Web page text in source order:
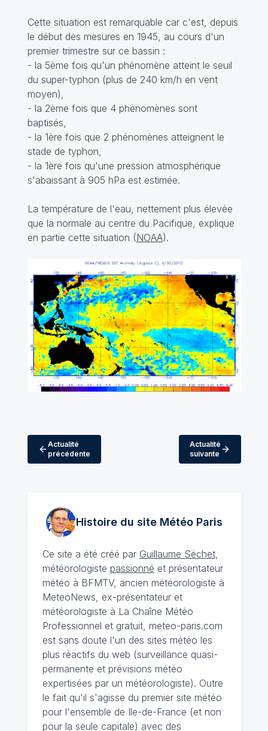
Cette situation est remarquable car c'est, depuis
le début des mesures en 1945, au cours d'un
premier trimestre sur ce bassin :
- la 5ème fois qu'un phénomène atteint le seuil
du super-typhon (plus de 240 km/h en vent
moyen),
- la 2ème fois que 4 phénomènes sont
baptisés,
- la 1ère fois que 2 phénomènes atteignent le
stade de typhon,
- la 1ère fois qu'une pression atmosphérique
s'abaissant à 905 hPa est estimée.
La température de l'eau, nettement plus élevée
que la normale au centre du Pacifique, explique
en partie cette situation (NOAA).
Actualité
précédente
Actualité
suivante
Histoire du site MétéoParis
Ce site a été créé par Guillaume Séchet,
météorologiste passionné et présentateur
météo à BFMTV, ancien météorologiste à
MeteoNews, ex-présentateur et
météorologiste à La Chaîne Météo
Professionnel et gratuit, meteo-paris.com
est sans doute l'un des sites météo les
plus réactifs du web (surveillance quasi-
permanente et prévisions météo
expertisées par un météorologiste). Outre
le fait qu'il s'agisse du premier site météo
pour l'ensemble de Ile-de-France (et non
pour la seule capitale) avec des